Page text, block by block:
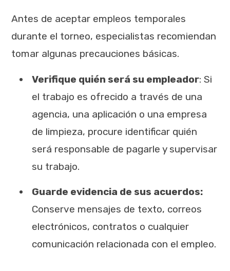
Antes de aceptar empleos temporales
durante el torneo, especialistas recomiendan
tomar algunas precauciones básicas.
Verifique quién será su empleador: Si
el trabajo es ofrecido a través de una
agencia, una aplicación o una empresa
de limpieza, procure identificar quién
será responsable de pagarle y supervisar
su trabajo.
Guarde evidencia de sus acuerdos:
Conserve mensajes de texto, correos
electrónicos, contratos o cualquier
comunicación relacionada con el empleo.